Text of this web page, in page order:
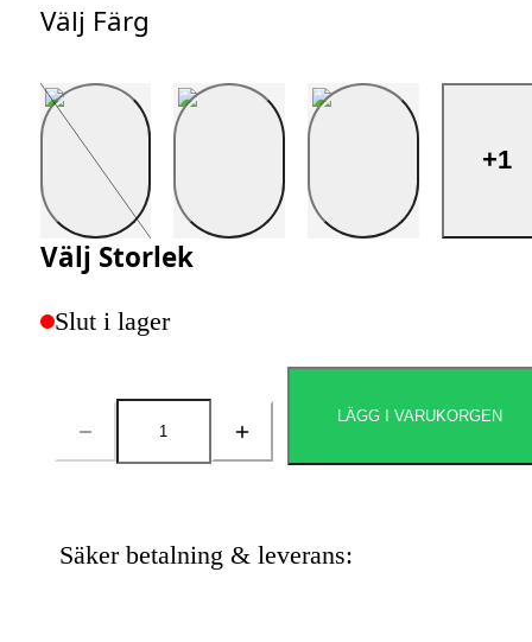
Välj Färg
Välj Färg
+1
Välj Storlek
Slut i lager
Antal
LÄGG I VARUKORGEN
Säker betalning & leverans: